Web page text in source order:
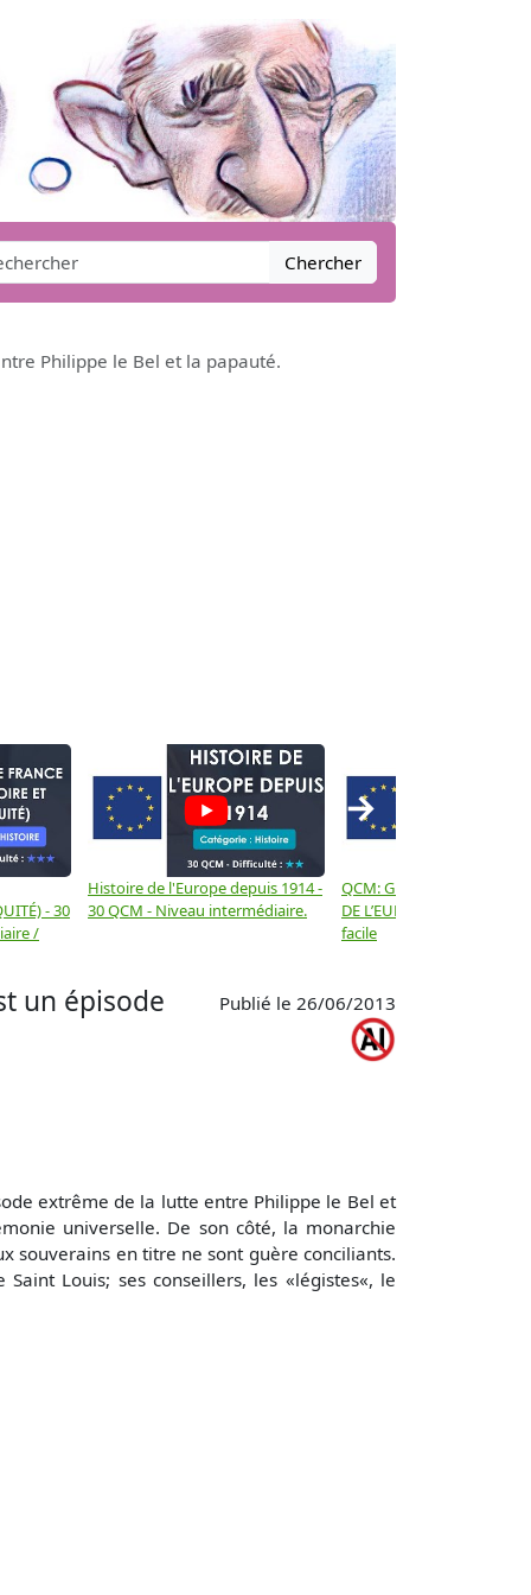
Chercher
Philippe le Bel et la papauté.
- 30
/
Histoire de l'Europe depuis 1914 -
30 QCM - Niveau intermédiaire.
QCM: GÉOGRAPHIE
DE L’EUROPE - 30 QCM -
facile
→
un épisode Publié le 26/06/2013
extrême de la lutte entre Philippe le Bel et
universelle. De son côté, la monarchie
souverains en titre ne sont guère conciliants.
Louis; ses conseillers, les «légistes«, le